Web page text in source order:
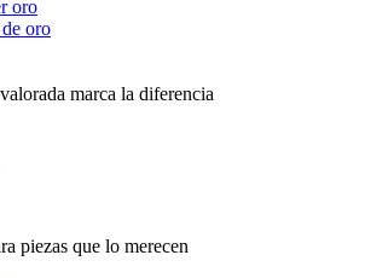
oro
oro
marca la diferencia
piezas que lo merecen